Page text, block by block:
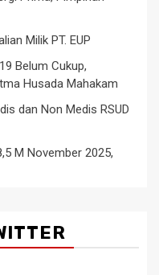
Milik PT. EUP
Belum Cukup,
Husada Mahakam
dan Non Medis RSUD
M November 2025,